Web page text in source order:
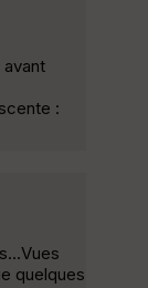
avant
:
quelques